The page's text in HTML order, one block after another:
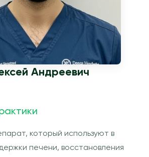
Андреевич
который используют в
печени, восстановления